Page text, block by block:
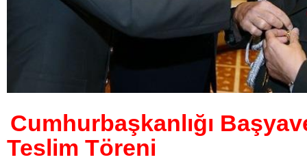
Cumhurbaşkanlığı
Teslim Töreni